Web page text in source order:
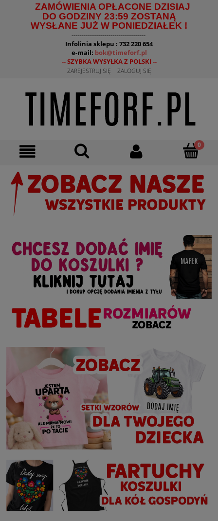
ZAMÓWIENIA OPŁACONE DZISIAJ
DO GODZINY 23:59 ZOSTANĄ
WYSŁANE JUŻ W PONIEDZIAŁEK !
--------------------------------------
Infolinia sklepu : 732 220 654
e-mail: bok@timeforf.pl
-- SZYBKA WYSYŁKA Z POLSKI --
ZAREJESTRUJ SIĘ ZALOGUJ SIĘ